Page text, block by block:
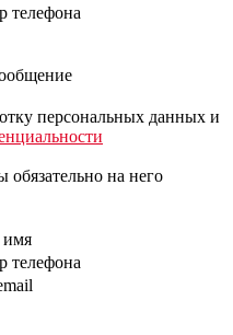
телефона
персональных данных и
на него
телефона